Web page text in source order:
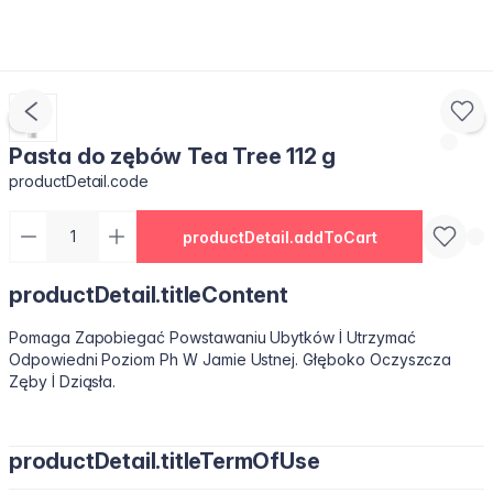
Pasta do zębów Tea Tree 112 g
productDetail.code
productDetail.addToCart
productDetail.titleContent
Pomaga Zapobiegać Powstawaniu Ubytków İ Utrzymać
Odpowiedni Poziom Ph W Jamie Ustnej. Głęboko Oczyszcza
Zęby İ Dziąsła.
productDetail.titleTermOfUse